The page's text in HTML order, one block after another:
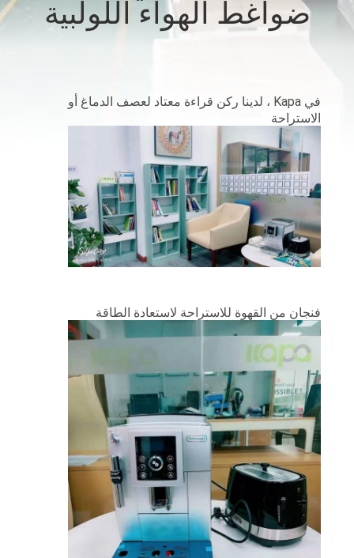
المصنع
اتصل
أخبار
خريطة
PRIVACY
POLICY
ضواغط الهواء اللولبية
في Kapa ، لدينا ركن قراءة معتاد لعصف الدماغ أو
الاستراحة
فنجان من القهوة للاستراحة لاستعادة الطاقة